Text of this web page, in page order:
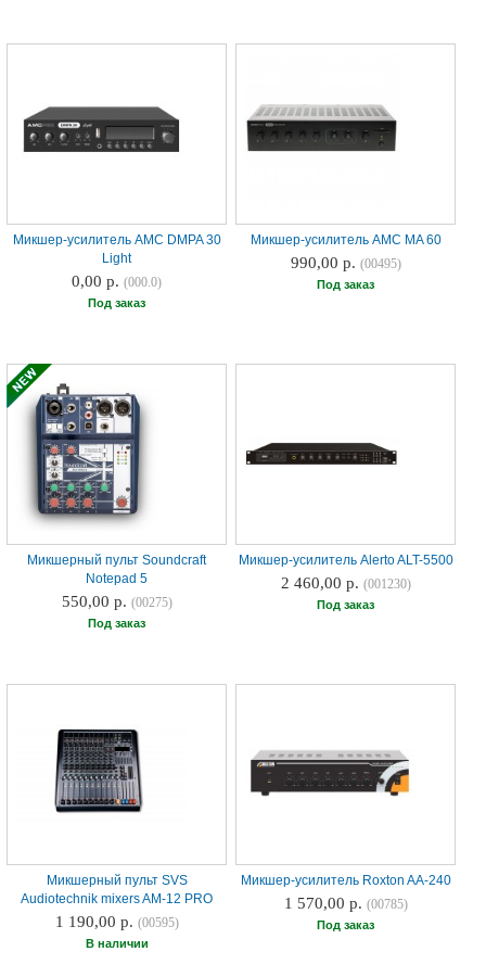
Микшер-усилитель AMC DMPA 30
Light
0,00 р.(000.0)
Под заказ
Микшер-усилитель AMC MA 60
990,00 р. (00495)
Под заказ
Микшерный пульт Soundcraft
Notepad 5
550,00 р. (00275)
Под заказ
Микшер-усилитель Alerto ALT-5500
2 460,00 р. (001230)
Под заказ
Микшерный пульт SVS
Audiotechnik mixers AM-12 PRO
1 190,00 р. (00595)
В наличии
Микшер-усилитель Roxton AA-240
1 570,00 р. (00785)
Под заказ